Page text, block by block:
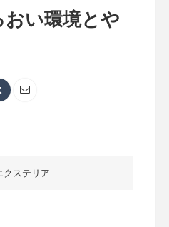
おい環境とや
クステリア